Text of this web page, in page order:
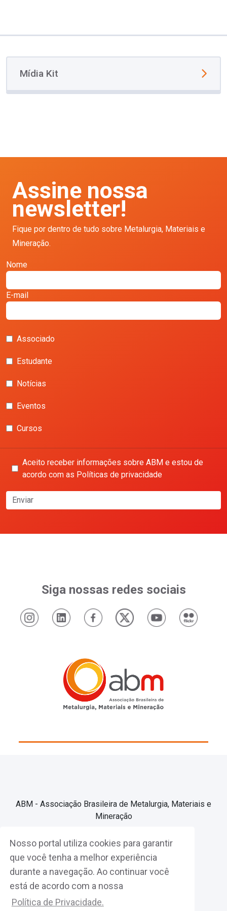
Nosso portal utiliza cookies para garantir
que você tenha a melhor experiência
durante a navegação. Ao continuar você
está de acordo com a nossa
Política de Privacidade.
Mídia Kit
Assine nossa
newsletter!
Fique por dentro de tudo sobre Metalurgia, Materiais e
Mineração.
Nome
E-mail
Associado
Estudante
Notícias
Eventos
Cursos
Aceito receber informações sobre ABM e estou de
acordo com as Políticas de privacidade
Enviar
Siga nossas redes sociais
ABM - Associação Brasileira de Metalurgia, Materiais e
Mineração
Associe-se
Fazer Login